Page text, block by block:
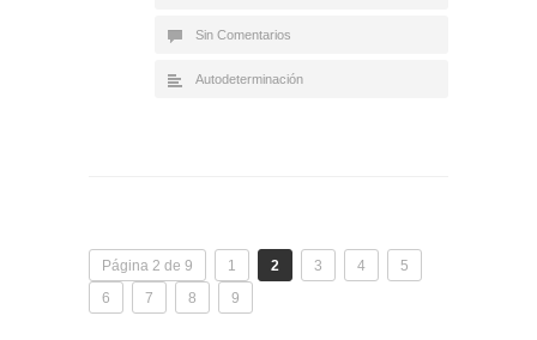
Sin Comentarios
Autodeterminación
Página 2 de 9 1 2 3 4
5
6
7 8 9